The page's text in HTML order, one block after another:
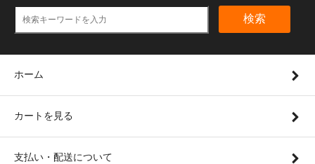
検索
ホーム
カートを見る
支払い・配送について